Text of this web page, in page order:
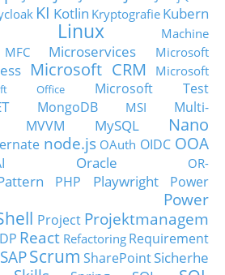
KI Kotlin Kryptografie Kubern
Linux
Machine
MFC Microservices
Microsoft
Microsoft CRM
Microsoft
Office
Microsoft Test
MongoDB MSI
Multi-
MVVM MySQL
Nano
node.js OAuth OIDC OOA
Oracle
OR-
PHP Playwright
Power
Power
Project Projektmanagem
React Refactoring Requirement
SAPScrum SharePointSicherhe